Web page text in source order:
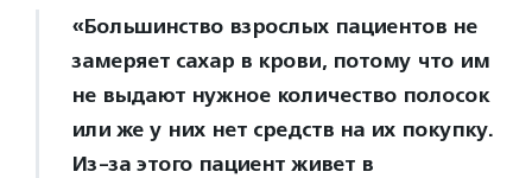
«Большинство взрослых пациентов не
замеряет сахар в крови, потому что им
не выдают нужное количество полосок
или же у них нет средств на их покупку.
Из-за этого пациент живет в